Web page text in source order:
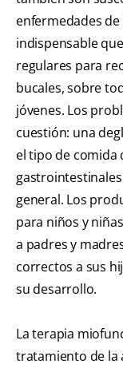
enfermedades de
indispensable
regulares para
bucales, sobre
jóvenes. Los
cuestión: una
el tipo de comida
gastrointestinales
general. Los
para niños y
a padres y
correctos a sus
su desarrollo.
La terapia
tratamiento de la